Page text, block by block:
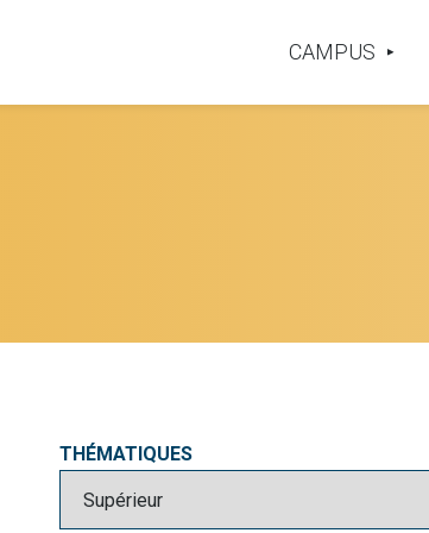
CAMPUS
THÉMATIQUES